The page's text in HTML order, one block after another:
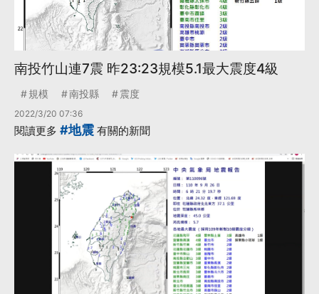
南投竹山連7震 昨23:23規模5.1最大震度4級
規模 南投縣 震度
2022/3/20 07:36
閱讀更多 #地震 有關的新聞